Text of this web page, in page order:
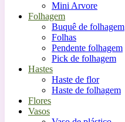
Mini Arvore
Folhagem
Buquê de folhagem
Folhas
Pendente folhagem
Pick de folhagem
Hastes
Haste de flor
Haste de folhagem
Flores
Vasos